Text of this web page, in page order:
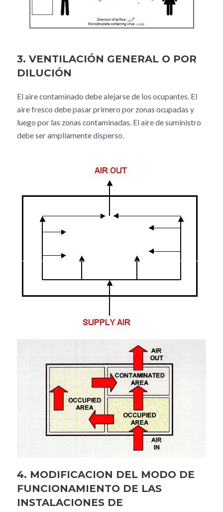
3. VENTILACIÓN GENERAL O POR
DILUCIÓN
El aire contaminado debe alejarse de los ocupantes. El
aire fresco debe pasar primero por zonas ocupadas y
luego por las zonas contaminadas. El aire de suministro
debe ser ampliamente disperso.
4. MODIFICACION DEL MODO DE
FUNCIONAMIENTO DE LAS
INSTALACIONES DE